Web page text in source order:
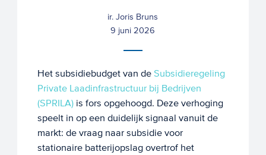
ir. Joris Bruns
9 juni 2026
Het subsidiebudget van de Subsidieregeling
Private Laadinfrastructuur bij Bedrijven
(SPRILA)is fors opgehoogd. Deze verhoging
speelt in op een duidelijk signaal vanuit de
markt: de vraag naar subsidie voor
stationaire batterijopslag overtrof het